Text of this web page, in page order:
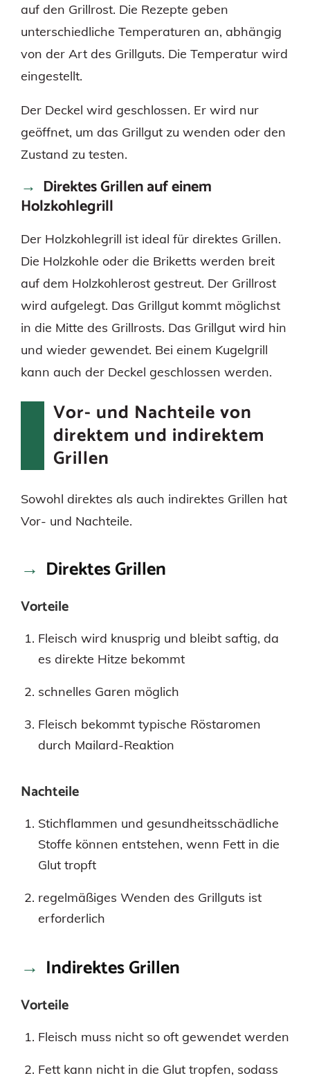
auf den Grillrost. Die Rezepte geben
unterschiedliche Temperaturen an, abhängig
von der Art des Grillguts. Die Temperatur wird
eingestellt.
Der Deckel wird geschlossen. Er wird nur
geöffnet, um das Grillgut zu wenden oder den
Zustand zu testen.
Direktes Grillen auf einem
Holzkohlegrill
Der Holzkohlegrill ist ideal für direktes Grillen.
Die Holzkohle oder die Briketts werden breit
auf dem Holzkohlerost gestreut. Der Grillrost
wird aufgelegt. Das Grillgut kommt möglichst
in die Mitte des Grillrosts. Das Grillgut wird hin
und wieder gewendet. Bei einem Kugelgrill
kann auch der Deckel geschlossen werden.
Vor- und Nachteile von
direktem und indirektem
Grillen
Sowohl direktes als auch indirektes Grillen hat
Vor- und Nachteile.
Direktes Grillen
Vorteile
Fleisch wird knusprig und bleibt saftig, da
es direkte Hitze bekommt
schnelles Garen möglich
Fleisch bekommt typische Röstaromen
durch Mailard-Reaktion
Nachteile
Stichflammen und gesundheitsschädliche
Stoffe können entstehen, wenn Fett in die
Glut tropft
regelmäßiges Wenden des Grillguts ist
erforderlich
Indirektes Grillen
Vorteile
Fleisch muss nicht so oft gewendet werden
Fett kann nicht in die Glut tropfen, sodass